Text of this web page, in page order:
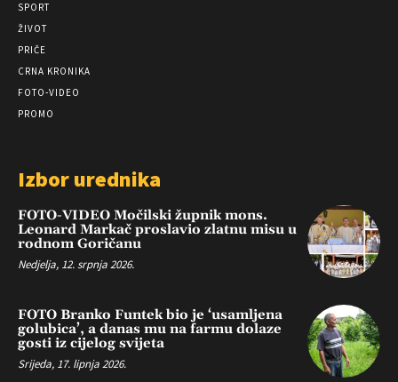
SPORT
ŽIVOT
PRIČE
CRNA KRONIKA
FOTO-VIDEO
PROMO
Izbor urednika
FOTO-VIDEO Močilski župnik mons.
Leonard Markač proslavio zlatnu misu u
rodnom Goričanu
Nedjelja, 12. srpnja 2026.
FOTO Branko Funtek bio je ‘usamljena
golubica’, a danas mu na farmu dolaze
gosti iz cijelog svijeta
Srijeda, 17. lipnja 2026.